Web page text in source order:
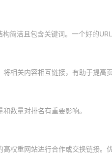
构简洁且包含关键词。一个好的
将相关内容相互链接，有助于提高
数量对排名有重要影响。
高权重网站进行合作或交换链接。